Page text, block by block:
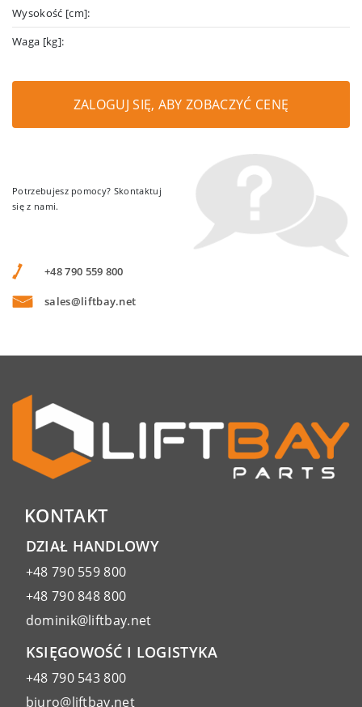
Wysokość [cm]:
Waga [kg]:
ZALOGUJ SIĘ, ABY ZOBACZYĆ CENĘ
Potrzebujesz pomocy? Skontaktuj
się z nami.
+48 790 559 800
sales@liftbay.net
KONTAKT
DZIAŁ HANDLOWY
+48 790 559 800
+48 790 848 800
dominik@liftbay.net
KSIĘGOWOŚĆ I LOGISTYKA
+48 790 543 800
biuro@liftbay.net